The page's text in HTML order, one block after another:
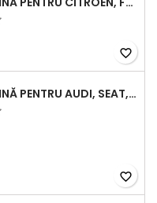
favorite_border
MIEZ TURBINĂ PENTRU AUDI, SEAT, SKODA ȘI VOLKSWAGEN - MOTORIZĂRI 2.0 TDI 103KW 140CP
favorite_border